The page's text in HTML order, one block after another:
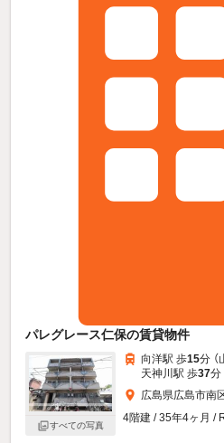
パレグレース仁保の賃貸物件
すべての写真
向洋駅 歩15分 （
天神川駅 歩37分
広島県広島市南
4階建 / 35年4ヶ月 /